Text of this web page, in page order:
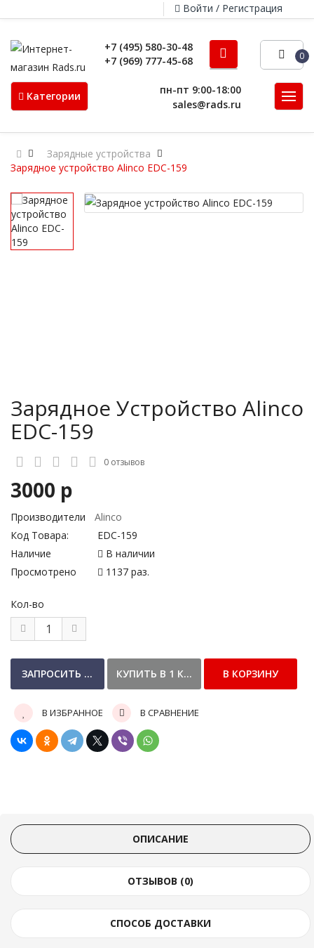
Войти / Регистрация
+7 (495) 580-30-48
+7 (969) 777-45-68
0
Категории
пн-пт 9:00-18:00
sales@rads.ru
Зарядные устройства
Зарядное устройство Alinco EDC-159
Зарядное Устройство Alinco
EDC-159
0 отзывов
3000 р
Производители
Alinco
Код Товара:
EDC-159
Наличие
В наличии
Просмотрено
1137 раз.
Кол-во
В ИЗБРАННОЕ В СРАВНЕНИЕ
ОПИСАНИЕ
ОТЗЫВОВ (0)
СПОСОБ ДОСТАВКИ